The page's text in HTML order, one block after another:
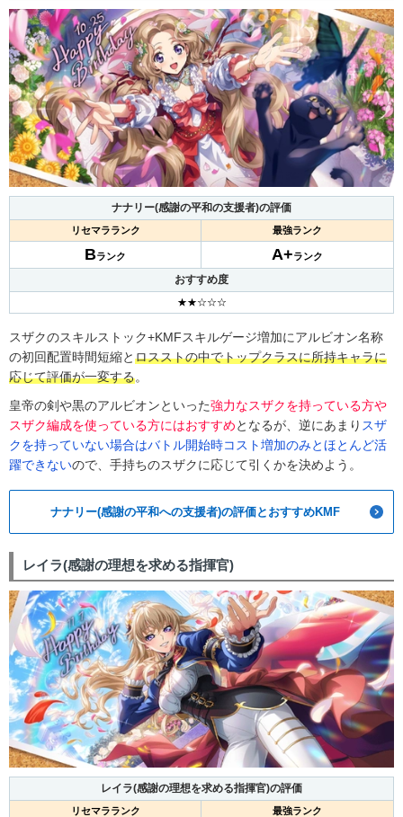
ナナリー(感謝の平和の支援者)の評価
リセマラランク 最強ランク
Bランク A+ランク
おすすめ度
★★☆☆☆
スザクのスキルストック+KMFスキルゲージ増加にアルビオン名称
の初回配置時間短縮とロスストの中でトップクラスに所持キャラに
応じて評価が一変する。
皇帝の剣や黒のアルビオンといった強力なスザクを持っている方や
スザク編成を使っている方にはおすすめとなるが、逆にあまり スザ
クを持っていない場合はバトル開始時コスト増加のみとほとんど活
躍できないので、手持ちのスザクに応じて引くかを決めよう。
ナナリー(感謝の平和への支援者)の評価とおすすめKMF
レイラ(感謝の理想を求める指揮官)
レイラ(感謝の理想を求める指揮官)の評価
リセマラランク 最強ランク